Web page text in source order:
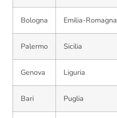
Bologna Emilia-Romagna
Palermo Sicilia
Genova Liguria
Bari Puglia